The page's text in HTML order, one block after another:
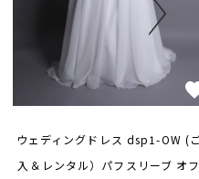
ウェディングドレス dsp1-OW (
入＆レンタル）パフスリーブ オ